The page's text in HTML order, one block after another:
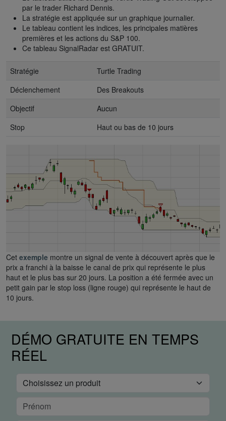
par le trader Richard Dennis.
La stratégie est appliquée sur un graphique journalier.
Le tableau contient les indices, les principales matières
premières et les actions du S&P 100.
Ce tableau SignalRadar est GRATUIT.
Stratégie
Turtle Trading
Déclenchement
Des Breakouts
Objectif
Aucun
Stop
Haut ou bas de 10 jours
Cet exemple montre un signal de vente à découvert après que le
prix a franchi à la baisse le canal de prix qui représente le plus
haut et le plus bas sur 20 jours. La position a été fermée avec un
petit gain par le stop loss (ligne rouge) qui représente le haut de
10 jours.
DÉMO GRATUITE EN TEMPS
RÉEL